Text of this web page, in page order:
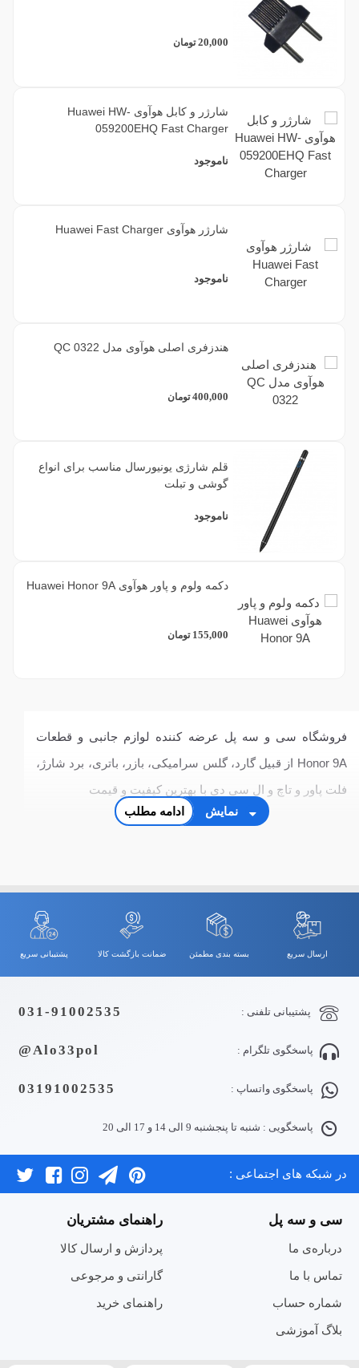
20,000 تومان
شارژر و کابل هوآوی Huawei HW-
059200EHQ Fast Charger
ناموجود
شارژر هوآوی Huawei Fast Charger
ناموجود
هندزفری اصلی هوآوی مدل QC 0322
400,000 تومان
قلم شارژی یونیورسال مناسب برای انواع
گوشی و تبلت
ناموجود
دکمه ولوم و پاور هوآوی Huawei Honor 9A
155,000 تومان
فروشگاه سی و سه پل عرضه کننده لوازم جانبی و قطعات
Honor 9A از قبیل گارد، گلس سرامیکی، بازر، باتری، برد شارژ،
فلت پاور و تاچ و ال سی دی با بهترین کیفیت و قیمت
نمایش
ادامه مطلب
ارسال سریع بسته بندی مطمئن ضمانت بازگشت کالا پشتیبانی سریع
پشتیبانی تلفنی : 031-91002535
پاسخگوی تلگرام : Alo33pol@
پاسخگوی واتساپ : 03191002535
پاسخگویی : شنبه تا پنجشنبه 9 الی 14 و 17 الی 20
در شبکه های اجتماعی :
سی و سه پل
درباره‌ی ما
تماس با ما
شماره حساب
بلاگ آموزشی
راهنمای مشتریان
پردازش و ارسال کالا
گارانتی و مرجوعی
راهنمای خرید